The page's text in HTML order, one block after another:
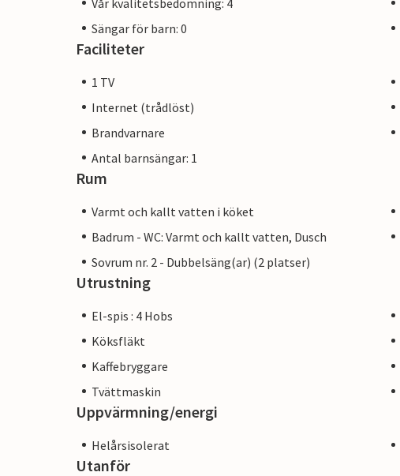
Sängar för barn: 0
Faciliteter
1 TV
Internet (trådlöst)
Brandvarnare
Antal barnsängar: 1
Rum
Varmt och kallt vatten i köket
Badrum - WC: Varmt och kallt vatten, Dusch
Sovrum nr. 2 - Dubbelsäng(ar) (2 platser)
Utrustning
El-spis : 4 Hobs
Köksfläkt
Kaffebryggare
Tvättmaskin
Uppvärmning/energi
Helårsisolerat
Utanför